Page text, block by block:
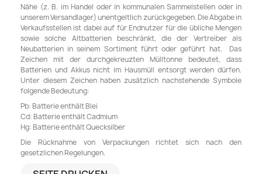
Nähe (z. B. im Handel oder in kommunalen Sammelstellen oder in
unserem Versandlager) unentgeltlich zurückgegeben. Die Abgabe in
Verkaufsstellen ist dabei auf für Endnutzer für die übliche Mengen
sowie solche Altbatterien beschränkt, die der Vertreiber als
Neubatterien in seinem Sortiment führt oder geführt hat. Das
Zeichen mit der durchgekreuzten Mülltonne bedeutet, dass
Batterien und Akkus nicht im Hausmüll entsorgt werden dürfen.
Unter diesem Zeichen haben zusätzlich nachstehende Symbole
folgende Bedeutung:
Pb: Batterie enthält Blei
Cd: Batterie enthält Cadmium
Hg: Batterie enthält Quecksilber
Die Rücknahme von Verpackungen richtet sich nach den
gesetzlichen Regelungen.